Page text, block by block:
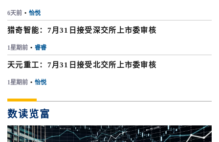
6天前 • 怡悦
猎奇智能：7月31日接受深交所上市委审核
1星期前 • 睿睿
天元重工：7月31日接受北交所上市委审核
1星期前 • 怡悦
数读览富